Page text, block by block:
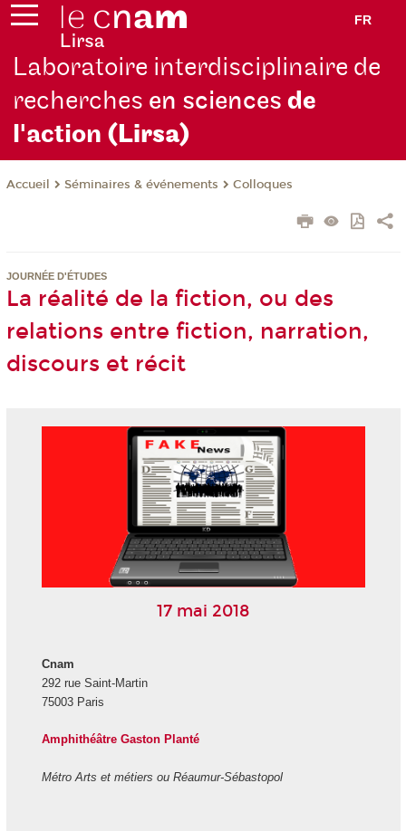
FR
Laboratoire interdisciplinaire de
recherches en sciencesde
l'action (Lirsa)
Accueil Séminaires & événements Colloques
JOURNÉE D'ÉTUDES
La réalité de la fiction, ou des
relations entre fiction, narration,
discours et récit
17 mai 2018
Cnam
292 rue Saint-Martin
75003 Paris
Amphithéâtre Gaston Planté
Métro Arts et métiers ou Réaumur-Sébastopol